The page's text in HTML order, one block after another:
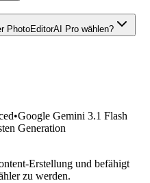
PhotoEditorAI Pro wählen?
•Google Gemini 3.1 Flash
Generation
Erstellung und befähigt
zu werden.